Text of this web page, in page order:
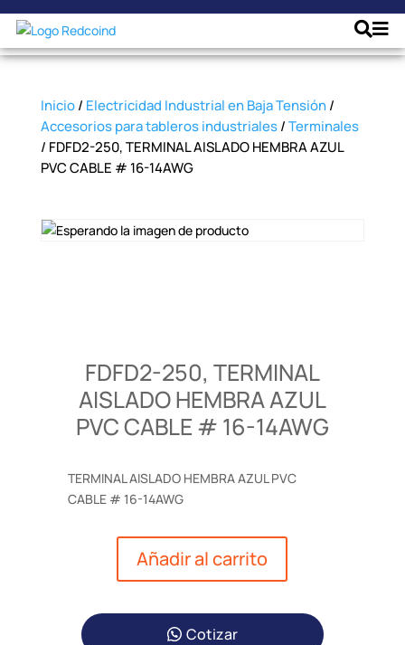
Inicio/ Electricidad Industrial en Baja Tensión/
Accesorios para tableros industriales/Terminales
/ FDFD2-250, TERMINAL AISLADO HEMBRA AZUL
PVC CABLE # 16-14AWG
FDFD2-250, TERMINAL
AISLADO HEMBRA AZUL
PVC CABLE # 16-14AWG
TERMINAL AISLADO HEMBRA AZUL PVC
CABLE # 16-14AWG
Añadir al carrito
Cotizar